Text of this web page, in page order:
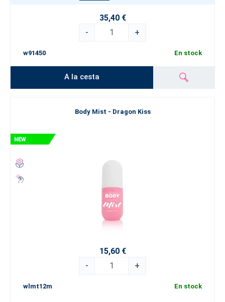
35,40 €
-
+
w91450 En stock
A la cesta
Body Mist - Dragon Kiss
15,60 €
-
+
wlmt12m En stock